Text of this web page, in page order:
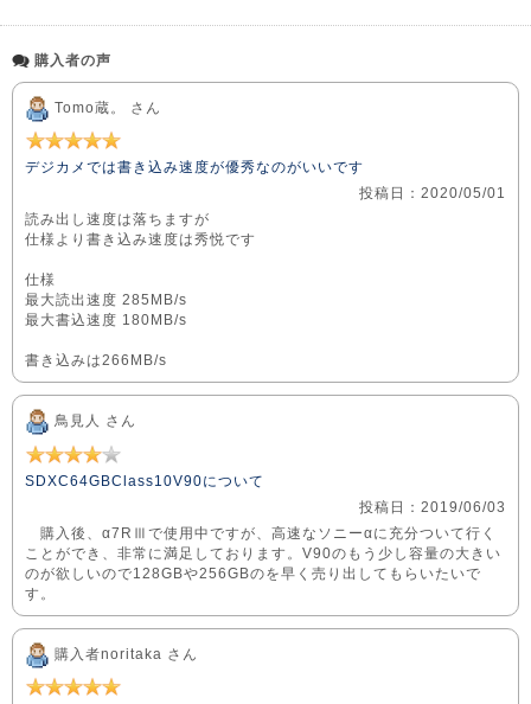
購入者の声
Tomo蔵。 さん
デジカメでは書き込み速度が優秀なのがいいです
投稿日：2020/05/01
読み出し速度は落ちますが
仕様より書き込み速度は秀悦です
仕様
最大読出速度 285MB/s
最大書込速度 180MB/s
書き込みは266MB/s
鳥見人 さん
SDXC64GBClass10V90について
投稿日：2019/06/03
購入後、α7RⅢで使用中ですが、高速なソニーαに充分ついて行く
ことができ、非常に満足しております。V90のもう少し容量の大きい
のが欲しいので128GBや256GBのを早く売り出してもらいたいで
す。
購入者noritaka さん